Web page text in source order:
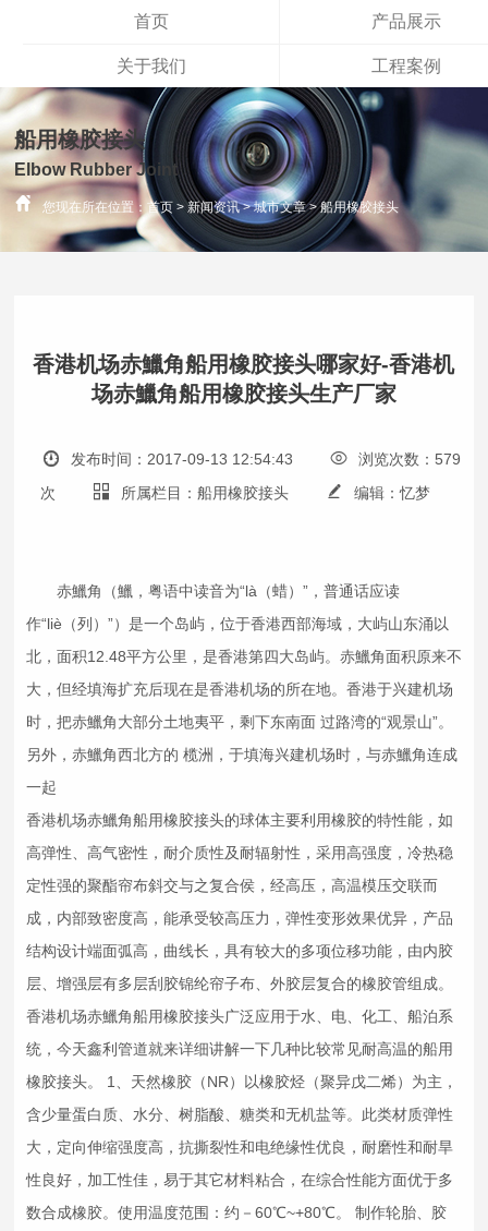
首页 产品展示
关于我们 工程案例
船用橡胶接头
Elbow Rubber Joint
您现在所在位置：首页 >新闻资讯>城市文章>船用橡胶接头
香港机场赤鱲角船用橡胶接头哪家好-香港机
场赤鱲角船用橡胶接头生产厂家
发布时间：2017-09-13 12:54:43
浏览次数：579
次
所属栏目：船用橡胶接头 编辑：忆梦
赤鱲角（鱲，粤语中读音为“là（蜡）”，普通话应读
作“liè（列）”）是一个岛屿，位于香港西部海域，大屿山东涌以
北，面积12.48平方公里，是香港第四大岛屿。赤鱲角面积原来不
大，但经填海扩充后现在是香港机场的所在地。香港于兴建机场
时，把赤鱲角大部分土地夷平，剩下东南面 过路湾的“观景山”。
另外，赤鱲角西北方的 榄洲，于填海兴建机场时，与赤鱲角连成
一起
香港机场赤鱲角船用橡胶接头的球体主要利用橡胶的特性能，如
高弹性、高气密性，耐介质性及耐辐射性，采用高强度，冷热稳
定性强的聚酯帘布斜交与之复合侯，经高压，高温模压交联而
成，内部致密度高，能承受较高压力，弹性变形效果优异，产品
结构设计端面弧高，曲线长，具有较大的多项位移功能，由内胶
层、增强层有多层刮胶锦纶帘子布、外胶层复合的橡胶管组成。
香港机场赤鱲角船用橡胶接头广泛应用于水、电、化工、船泊系
统，今天鑫利管道就来详细讲解一下几种比较常见耐高温的船用
橡胶接头。 1、天然橡胶（NR）以橡胶烃（聚异戊二烯）为主，
含少量蛋白质、水分、树脂酸、糖类和无机盐等。此类材质弹性
大，定向伸缩强度高，抗撕裂性和电绝缘性优良，耐磨性和耐旱
性良好，加工性佳，易于其它材料粘合，在综合性能方面优于多
数合成橡胶。使用温度范围：约－60℃~+80℃。 制作轮胎、胶